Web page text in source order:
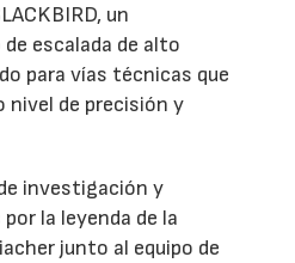
un
escalada de alto
para vías técnicas que
nivel de precisión y
investigación y
la leyenda de la
junto al equipo de